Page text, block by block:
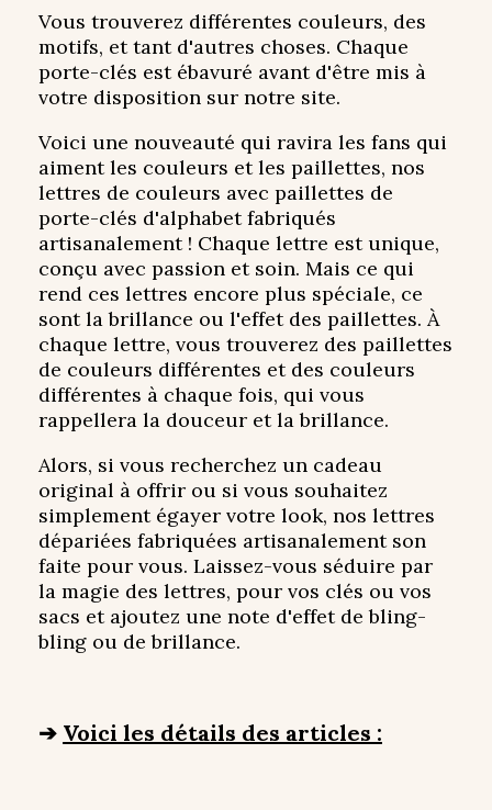
Vous trouverez différentes couleurs, des
motifs, et tant d'autres choses. Chaque
porte-clés est ébavuré avant d'être mis à
votre disposition sur notre site.
Voici une nouveauté qui ravira les fans qui
aiment les couleurs et les paillettes, nos
lettres de couleurs avec paillettes de
porte-clés d'alphabet fabriqués
artisanalement ! Chaque lettre est unique,
conçu avec passion et soin. Mais ce qui
rend ces lettres encore plus spéciale, ce
sont la brillance ou l'effet des paillettes. À
chaque lettre, vous trouverez des paillettes
de couleurs différentes et des couleurs
différentes à chaque fois, qui vous
rappellera la douceur et la brillance.
Alors, si vous recherchez un cadeau
original à offrir ou si vous souhaitez
simplement égayer votre look, nos lettres
dépariées fabriquées artisanalement son
faite pour vous. Laissez-vous séduire par
la magie des lettres, pour vos clés ou vos
sacs et ajoutez une note d'effet de bling-
bling ou de brillance.
➔ Voici les détails des articles :